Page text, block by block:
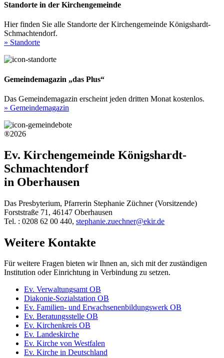
Standorte in der Kirchengemeinde
Hier finden Sie alle Standorte der Kirchengemeinde Königshardt-
Schmachtendorf.
» Standorte
Gemeindemagazin „das Plus“
Das Gemeindemagazin erscheint jeden dritten Monat kostenlos.
» Gemeindemagazin
®2026
Ev. Kirchengemeinde Königshardt-
Schmachtendorf
in Oberhausen
Das Presbyterium, Pfarrerin Stephanie Züchner (Vorsitzende)
Forststraße 71, 46147 Oberhausen
Tel. : 0208 62 00 440, stephanie.zuechner@ekir.de
Weitere Kontakte
Für weitere Fragen bieten wir Ihnen an, sich mit der zuständigen
Institution oder Einrichtung in Verbindung zu setzen.
Ev. Verwaltungsamt OB
Diakonie-Sozialstation OB
Ev. Familien- und Erwachsenenbildungswerk OB
Ev. Beratungsstelle OB
Ev. Kirchenkreis OB
Ev. Landeskirche
Ev. Kirche von Westfalen
Ev. Kirche in Deutschland